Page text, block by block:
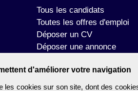
d'améliorer votre navigation
les cookies sur son site, dont des
Tous les candidats
Toutes les offres d'emploi
Déposer un CV
Déposer une annonce